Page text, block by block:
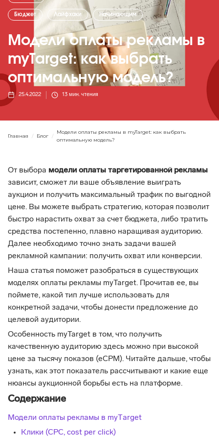
Бюджет Лайфхаки Начинающим
Модели оплаты рекламы в
myTarget: как выбрать
оптимальную модель?
25.4.2022 13 мин. чтения
Главная / Блог /
Модели оплаты рекламы в myTarget: как выбрать
оптимальную модель?
От выбора модели оплаты таргетированной рекламы
зависит, сможет ли ваше объявление выиграть
аукцион и получить максимальный трафик по выгодной
цене. Вы можете выбрать стратегию, которая позволит
быстро нарастить охват за счет бюджета, либо тратить
средства постепенно, плавно наращивая аудиторию.
Далее необходимо точно знать задачи вашей
рекламной кампании: получить охват или конверсии.
Наша статья поможет разобраться в существующих
моделях оплаты рекламы myTarget. Прочитав ее, вы
поймете, какой тип лучше использовать для
конкретной задачи, чтобы донести предложение до
целевой аудитории.
Особенность myTarget в том, что получить
качественную аудиторию здесь можно при высокой
цене за тысячу показов (eCPM). Читайте дальше, чтобы
узнать, как этот показатель рассчитывают и какие еще
нюансы аукционной борьбы есть на платформе.
Содержание
Модели оплаты рекламы в myТarget
Клики (CPC, cost per click)